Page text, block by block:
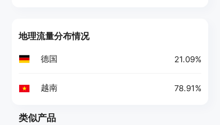
地理流量分布情况
德国 21.09%
越南 78.91%
类似产品